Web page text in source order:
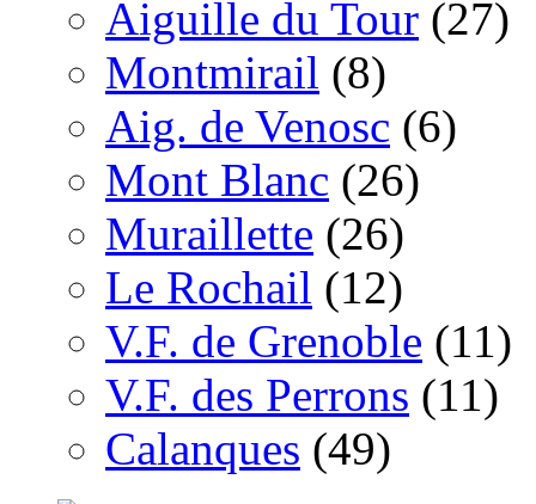
Aiguille du Tour (27)
Montmirail (8)
Aig. de Venosc (6)
Mont Blanc (26)
Muraillette (26)
Le Rochail (12)
V.F. de Grenoble (11)
V.F. des Perrons (11)
Calanques (49)